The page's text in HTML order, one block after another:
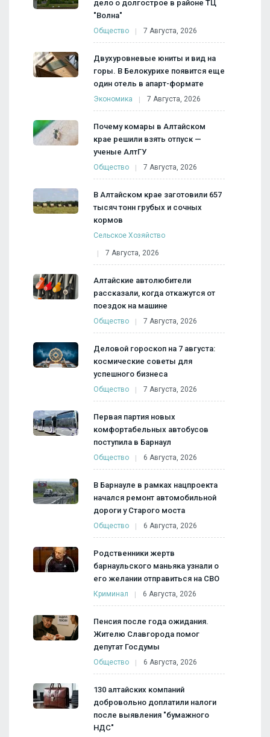
дело о долгострое в районе ТЦ
"Волна"
Общество 7 Августа, 2026
Двухуровневые юниты и вид на
горы. В Белокурихе появится еще
один отель в апарт-формате
Экономика 7 Августа, 2026
Почему комары в Алтайском
крае решили взять отпуск —
ученые АлтГУ
Общество 7 Августа, 2026
В Алтайском крае заготовили 657
тысяч тонн грубых и сочных
кормов
Сельское Хозяйство
7 Августа, 2026
Алтайские автолюбители
рассказали, когда откажутся от
поездок на машине
Общество 7 Августа, 2026
Деловой гороскоп на 7 августа:
космические советы для
успешного бизнеса
Общество 7 Августа, 2026
Первая партия новых
комфортабельных автобусов
поступила в Барнаул
Общество 6 Августа, 2026
В Барнауле в рамках нацпроекта
начался ремонт автомобильной
дороги у Старого моста
Общество 6 Августа, 2026
Родственники жертв
барнаульского маньяка узнали о
его желании отправиться на СВО
Криминал 6 Августа, 2026
Пенсия после года ожидания.
Жителю Славгорода помог
депутат Госдумы
Общество 6 Августа, 2026
130 алтайских компаний
добровольно доплатили налоги
после выявления "бумажного
НДС"